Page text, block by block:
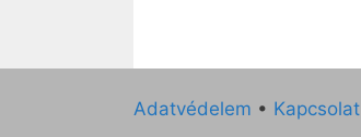
Adatvédelem • Kapcsolat